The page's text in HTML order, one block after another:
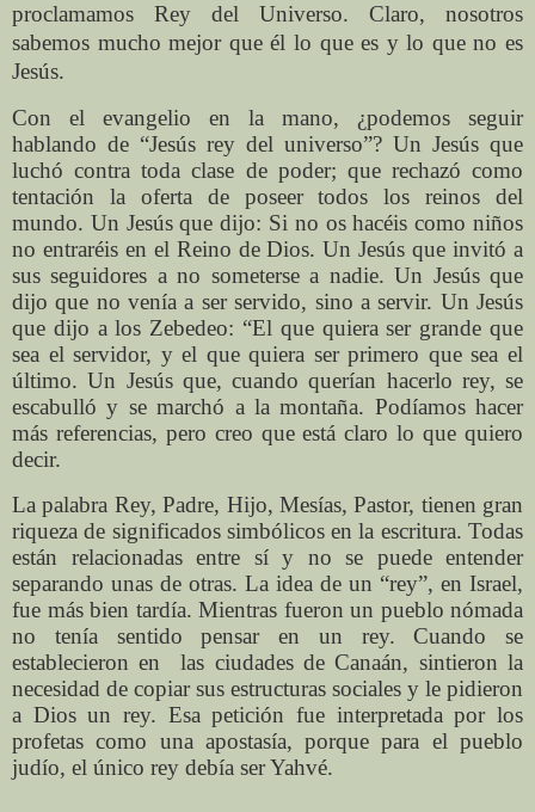
proclamamos Rey del Universo. Claro, nosotros
sabemos mucho mejor que él lo que es y lo que no es
Jesús.
Con el evangelio en la mano, ¿podemos seguir
hablando de “Jesús rey del universo”? Un Jesús que
luchó contra toda clase de poder; que rechazó como
tentación la oferta de poseer todos los reinos del
mundo. Un Jesús que dijo: Si no os hacéis como niños
no entraréis en el Reino de Dios. Un Jesús que invitó a
sus seguidores a no someterse a nadie. Un Jesús que
dijo que no venía a ser servido, sino a servir. Un Jesús
que dijo a los Zebedeo: “El que quiera ser grande que
sea el servidor, y el que quiera ser primero que sea el
último. Un Jesús que, cuando querían hacerlo rey, se
escabulló y se marchó a la montaña. Podíamos hacer
más referencias, pero creo que está claro lo que quiero
decir.
La palabra Rey, Padre, Hijo, Mesías, Pastor, tienen gran
riqueza de significados simbólicos en la escritura. Todas
están relacionadas entre sí y no se puede entender
separando unas de otras. La idea de un “rey”, en Israel,
fue más bien tardía. Mientras fueron un pueblo nómada
no tenía sentido pensar en un rey. Cuando se
establecieron en
las ciudades de Canaán, sintieron la
necesidad de copiar sus estructuras sociales y le pidieron
a Dios un rey. Esa petición fue interpretada por los
profetas como una apostasía, porque para el pueblo
judío, el único rey debía ser Yahvé.